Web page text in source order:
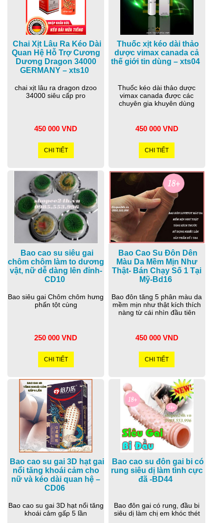
Chai Xịt Lâu Ra Kéo Dài
Quan Hệ Hỗ Trợ Cương
Dương Dragon 34000
GERMANY – xts10
chai xịt lâu ra dragon dzoo
34000 siêu cấp pro
450 000 VND
CHI TIẾT
Thuốc xịt kéo dài thảo
dược vimax canada cả
thế giới tin dùng – xts04
Thuốc kéo dài thảo dược
vimax canada được các
chuyên gia khuyên dùng
450 000 VND
CHI TIẾT
Bao cao su siêu gai
chôm chôm làm to dương
vật, nữ dễ dàng lên đỉnh-
CD10
Bao siêu gai Chôm chôm hưng
phấn tột cùng
250 000 VND
CHI TIẾT
Bao Cao Su Đôn Dên
Màu Da Mềm Mịn Như
Thật- Bán Chạy Số 1 Tại
Mỹ-Bd16
Bao đôn tăng 5 phân màu da
mềm mịn như thật kích thích
nàng từ cái nhìn đầu tiên
450 000 VND
CHI TIẾT
Bao cao su gai 3D hạt gai
nổi tăng khoái cảm cho
nữ và kéo dài quan hệ –
CD06
Bao cao su gai 3D hạt nổi tăng
khoái cảm gấp 5 lần
Bao cao su đôn gai bi có
rung siêu dị làm tình cực
đã -BD44
Bao đôn gai có rung, đầu bi
siêu dị làm chị em khóc thét